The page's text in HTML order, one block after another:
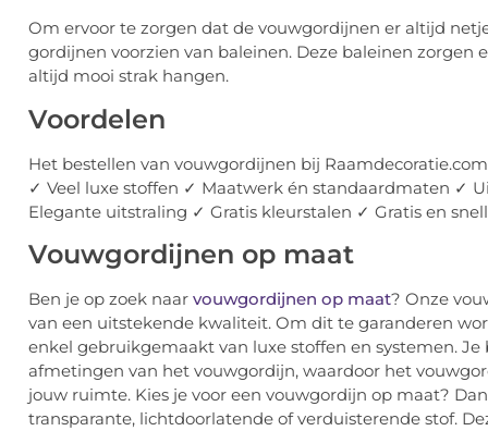
Om ervoor te zorgen dat de vouwgordijnen er altijd
gordijnen voorzien van baleinen. Deze baleinen zorgen
altijd mooi strak hangen.
Voordelen
Het bestellen van vouwgordijnen bij
✓ Veel luxe stoffen ✓ Maatwerk én standaardmaten ✓
Elegante uitstraling ✓ Gratis kleurstalen ✓ Gratis en
Vouwgordijnen op maat
Ben je op zoek naar vouwgordijnen op maat? Onze
van een uitstekende kwaliteit. Om dit te garanderen
enkel gebruikgemaakt van luxe stoffen en systemen.
afmetingen van het vouwgordijn, waardoor het
jouw ruimte. Kies je voor een vouwgordijn op maat?
transparante, lichtdoorlatende of verduisterende stof.